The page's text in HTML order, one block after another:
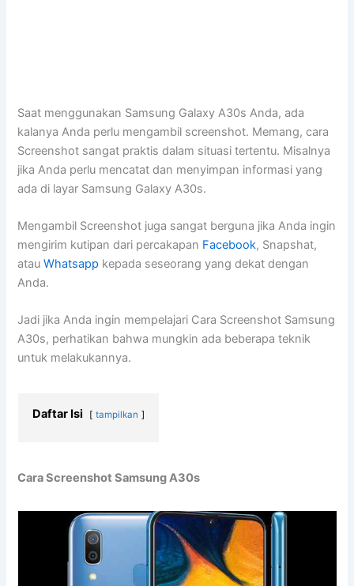
Saat menggunakan Samsung Galaxy A30s Anda, ada
kalanya Anda perlu mengambil screenshot. Memang, cara
Screenshot sangat praktis dalam situasi tertentu. Misalnya
jika Anda perlu mencatat dan menyimpan informasi yang
ada di layar Samsung Galaxy A30s.
Mengambil Screenshot juga sangat berguna jika Anda ingin
mengirim kutipan dari percakapan Facebook, Snapshat,
atauWhatsapp kepada seseorang yang dekat dengan
Anda.
Jadi jika Anda ingin mempelajari Cara Screenshot Samsung
A30s, perhatikan bahwa mungkin ada beberapa teknik
untuk melakukannya.
Daftar Isi tampilkan
Cara Screenshot Samsung A30s